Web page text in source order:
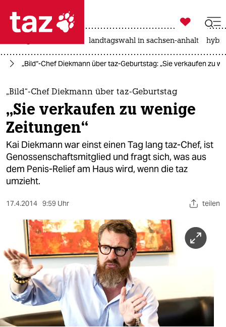
 taz zahl ich
taz zahl ich
themen
politik
öko
gesellschaft
kultur
sport
berlin
nord
wahrheit
verlag
verlag

taz zahl ich
landtagswahl in sachsen-anhalt
„Bild“-Chef Diekmann über taz-Geburtstag: „Sie verkaufen zu
„Bild“-Chef Diekmann über taz-Geburtstag
„Sie verkaufen zu wenige
Zeitungen“
Kai Diekmann war einst einen Tag lang taz-Chef, ist
Genossenschaftsmitglied und fragt sich, was aus
dem Penis-Relief am Haus wird, wenn die taz
umzieht.
17.4.2014 9:59 Uhr teilen